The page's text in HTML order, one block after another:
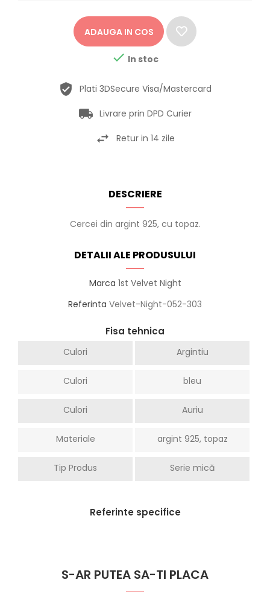
ADAUGA IN COS
 In stoc
Plati 3DSecure Visa/Mastercard
Livrare prin DPD Curier
Retur in 14 zile
DESCRIERE
Cercei din argint 925, cu topaz.
DETALII ALE PRODUSULUI
Marca 1st Velvet Night
Referinta Velvet-Night-052-303
Fisa tehnica
Culori Argintiu
Culori bleu
Culori Auriu
Materiale argint 925, topaz
Tip Produs Serie mică
Referinte specifice
S-AR PUTEA SA-TI PLACA